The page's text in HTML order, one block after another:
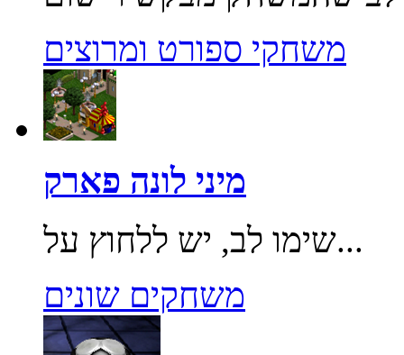
משחקי ספורט ומרוצים
מיני לונה פארק
שימו לב, יש ללחוץ על...
משחקים שונים